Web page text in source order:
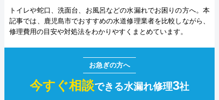
トイレや蛇口、洗面台、お風呂などの水漏れでお困りの方へ。本
記事では、鹿児島市でおすすめの水道修理業者を比較しながら、
修理費用の目安や対処法をわかりやすくまとめています。
今すぐ相談できる水漏れ修理3社